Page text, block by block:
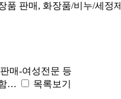
품 판매, 화장품/비누/세정제
매-여성전문 등
…
목록보기